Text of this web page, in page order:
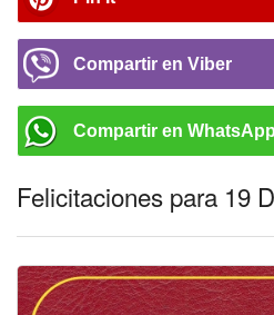
Compartir en Viber
Compartir en WhatsApp
Felicitaciones para 19